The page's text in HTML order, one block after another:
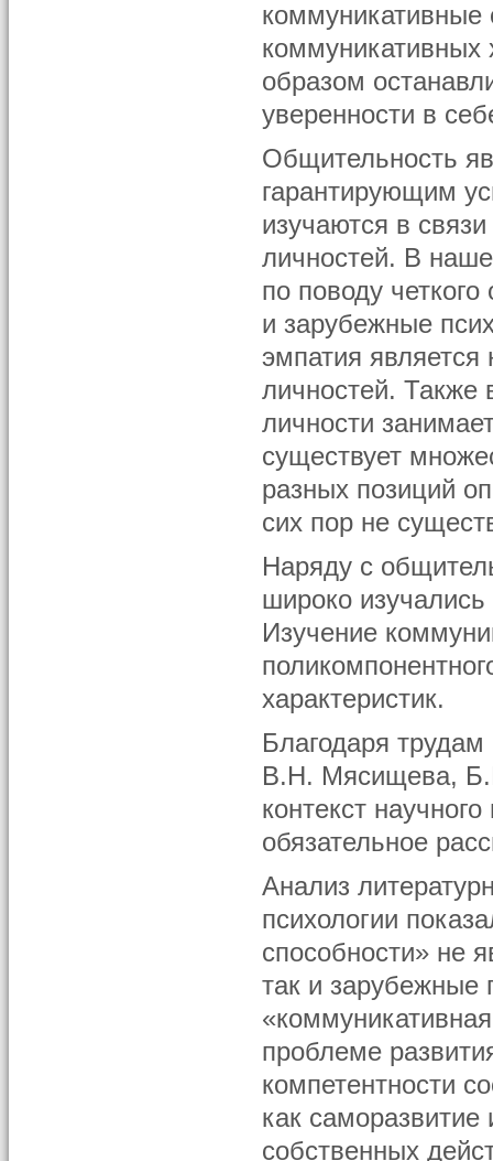
коммуникативные
коммуникативных
образом
уверенности в
Общительность
гарантирующим
изучаются в
личностей. В
по поводу
и зарубежные
эмпатия
личностей. Также
личности
существует
разных позиций
сих пор не
Наряду с
широко
Изучение
характеристик.
Благодаря
В.Н. Мясищева,
контекст
обязательное
Анализ
психологии
способности» не
так и зарубежные
проблеме
компетентности
как
собственных